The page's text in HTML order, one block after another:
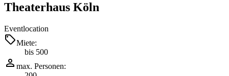
Theaterhaus Köln
Eventlocation
Miete:
bis 500
max. Personen: